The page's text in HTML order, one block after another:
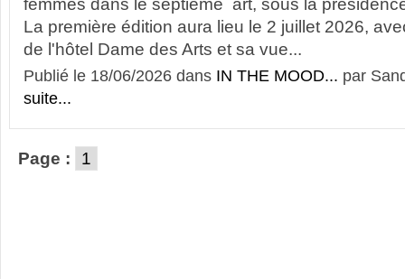
femmes dans le septième art, sous la
La première édition aura lieu le 2 juillet 2026,
de l'hôtel Dame des Arts et sa vue...
Publié le 18/06/2026 dans IN THE MOOD... par
suite...
Page : 1